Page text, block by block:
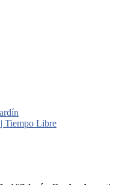
Tiempo Libre